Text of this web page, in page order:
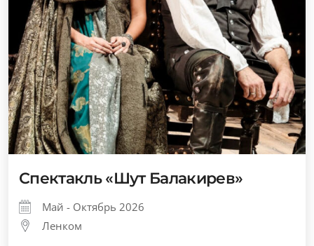
Спектакль «Шут Балакирев»
Май - Октябрь 2026
Ленком